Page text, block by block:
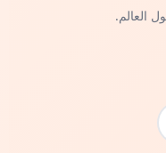
العالم.